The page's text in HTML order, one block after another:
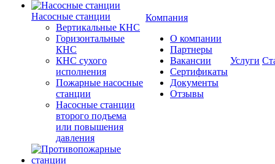
Насосные станции
Вертикальные КНС
Горизонтальные
КНС
КНС сухого
исполнения
Пожарные насосные
станции
Насосные cтанции
второго подъема
или повышения
давления
Компания
О компании
Партнеры
Вакансии
Сертификаты
Документы
Отзывы
Услуги